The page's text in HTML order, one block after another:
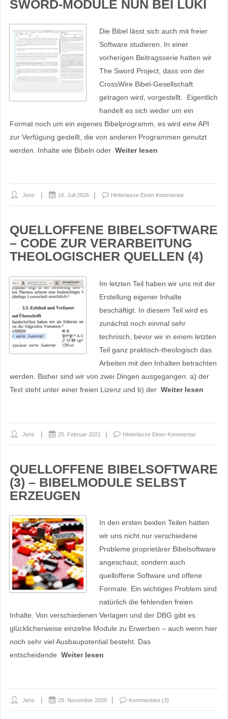
SWORD-MODULE NUN BEI LUKI
Die Bibel lässt sich auch mit freier
Software studieren. In einer
vorherigen Beitragsserie hatten wir
The Sword Project, dass von der
CrossWire Bibel-Gesellschaft
getragen wird, vorgestellt. Eigentlich
handelt es sich weder um ein
Format noch um ein eigenes Bibelprogramm, es wird eine API
zur Verfügung gestellt, die von anderen Programmen genutzt
werden. Inhalte wie Bibeln oder Weiter lesen
Jens 16. Juli 2026 Hinterlasse Einen Kommentar
QUELLOFFENE BIBELSOFTWARE
– CODE ZUR VERARBEITUNG
THEOLOGISCHER QUELLEN (4)
Im letzten Teil haben wir uns mit der
Erstellung eigener Inhalte
beschäftigt. In diesem Teil wird es
zunächst noch einmal sehr
technisch, bevor wir in einem letzten
Teil ganz praktisch-theologisch das
Arbeiten mit den Inhalten betrachten
werden. Bisher sind wir von zwei Dingen ausgegangen: a) der
Text steht unter einer freien Lizenz und b) der Weiter lesen
Jens 25. Februar 2021 Hinterlasse Einen Kommentar
QUELLOFFENE BIBELSOFTWARE
(3) – BIBELMODULE SELBST
ERZEUGEN
In den ersten beiden Teilen hatten
wir uns nicht nur verschiedene
Probleme proprietärer Bibelsoftware
angeschaut, sondern auch
quelloffene Software und offene
Formate. Ein wichtiges Problem sind
natürlich die fehlenden freien
Inhalte. Von verschiedenen Verlagen und der DBG gibt es
glücklicherweise einzelne Module zu Erwerben – auch wenn hier
noch sehr viel Ausbaupotential besteht. Das
entscheidende Weiter lesen
Jens 29. November 2020 Kommentare (3)